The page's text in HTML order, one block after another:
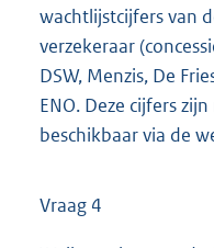
wachtlijstcijfers van
verzekeraar
DSW, Menzis, De
ENO. Deze cijfers
beschikbaar via de
Vraag 4